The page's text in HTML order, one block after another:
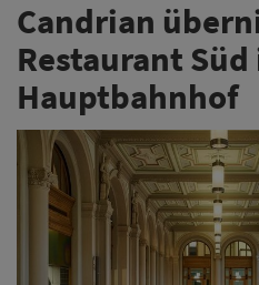
Candrian
Restaurant
Hauptbahnhof